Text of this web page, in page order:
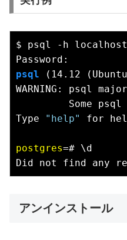
$ psql -h localhost
psql (14.12
WARNING: psql
Some psql
Type
"help" for
postgres=# \d
アンインストール